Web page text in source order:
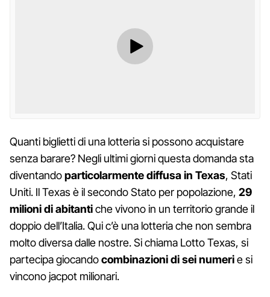
Quanti biglietti di una lotteria si possono acquistare
senza barare? Negli ultimi giorni questa domanda sta
diventandoparticolarmente diffusa in Texas, Stati
Uniti. Il Texas è il secondo Stato per popolazione, 29
milioni di abitantiche vivono in un territorio grande il
doppio dell’Italia. Qui c’è una lotteria che non sembra
molto diversa dalle nostre. Si chiama Lotto Texas, si
partecipa giocandocombinazioni di sei numerie si
vincono jacpot milionari.